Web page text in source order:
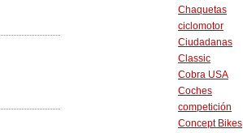
Chaquetas
ciclomotor
Ciudadanas
Classic
Cobra USA
Coches
competición
Concept Bikes